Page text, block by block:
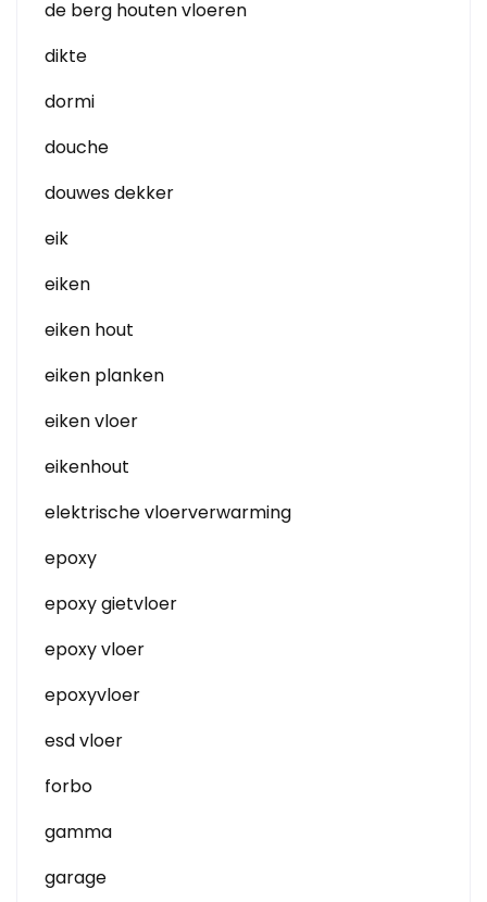
de berg houten vloeren
dikte
dormi
douche
douwes dekker
eik
eiken
eiken hout
eiken planken
eiken vloer
eikenhout
elektrische vloerverwarming
epoxy
epoxy gietvloer
epoxy vloer
epoxyvloer
esd vloer
forbo
gamma
garage